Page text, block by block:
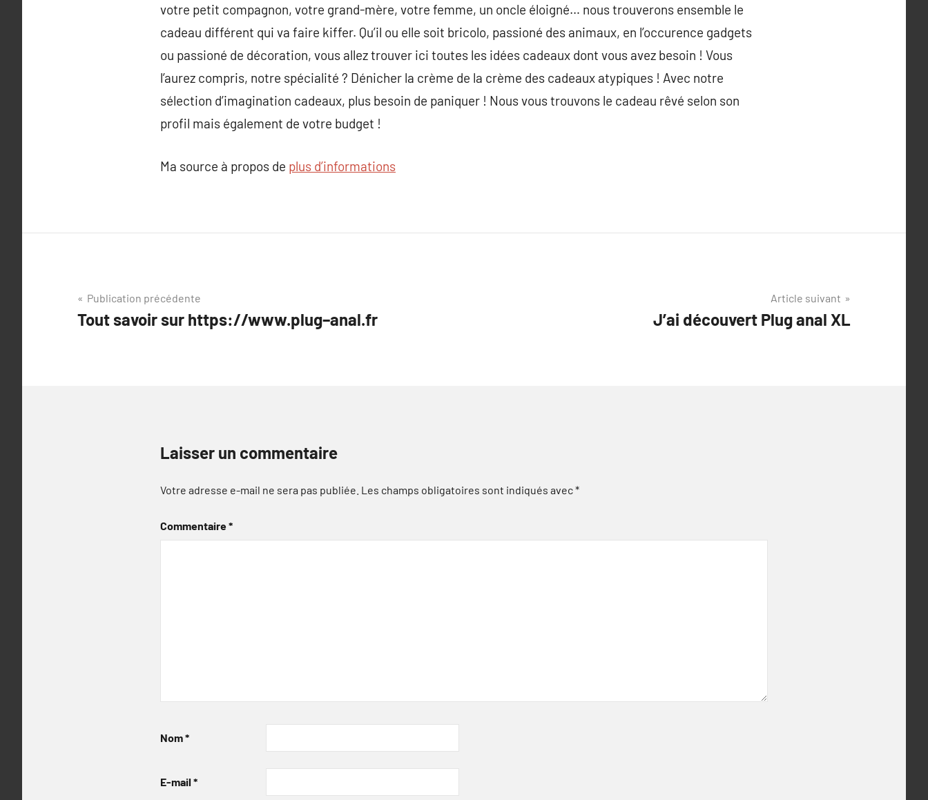
votre petit compagnon, votre grand-mère, votre femme, un oncle éloigné… nous trouverons ensemble le
cadeau différent qui va faire kiffer. Qu’il ou elle soit bricolo, passioné des animaux, en l’occurence gadgets
ou passioné de décoration, vous allez trouver ici toutes les idées cadeaux dont vous avez besoin ! Vous
l’aurez compris, notre spécialité ? Dénicher la crème de la crème des cadeaux atypiques ! Avec notre
sélection d’imagination cadeaux, plus besoin de paniquer ! Nous vous trouvons le cadeau rêvé selon son
profil mais également de votre budget !
Ma source à propos de plus d’informations
Navigation
de
Publication précédente
Tout savoir sur https://www.plug–anal.fr
Article suivant
J’ai découvert Plug anal XL
Laisser un commentaire
Votre adresse e-mail ne sera pas publiée. Les champs obligatoires sont indiqués avec*
Commentaire*
Nom*
E-mail *